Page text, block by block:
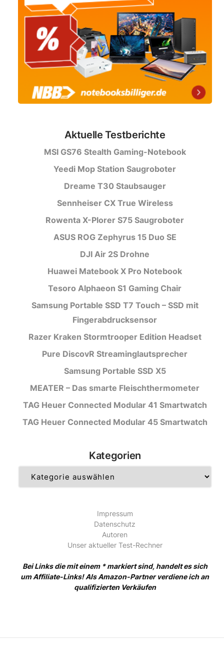
Aktuelle Testberichte
MSI GS76 Stealth Gaming-Notebook
Yeedi Mop Station Saugroboter
Dreame T30 Staubsauger
Sennheiser CX True Wireless
Rowenta X-Plorer S75 Saugroboter
ASUS ROG Zephyrus 15 Duo SE
DJI Air 2S Drohne
Huawei Matebook X Pro Notebook
Tesoro Alphaeon S1 Gaming Chair
Samsung Portable SSD T7 Touch – SSD mit
Fingerabdrucksensor
Razer Kraken Stormtrooper Edition Headset
Pure DiscovR Streaminglautsprecher
Samsung Portable SSD X5
MEATER – Das smarte Fleischthermometer
TAG Heuer Connected Modular 41 Smartwatch
TAG Heuer Connected Modular 45 Smartwatch
Kategorien
Impressum
Datenschutz
Autoren
Unser aktueller Test-Rechner
Bei Links die mit einem * markiert sind, handelt es sich
um Affiliate-Links! Als Amazon-Partner verdiene ich an
qualifizierten Verkäufen